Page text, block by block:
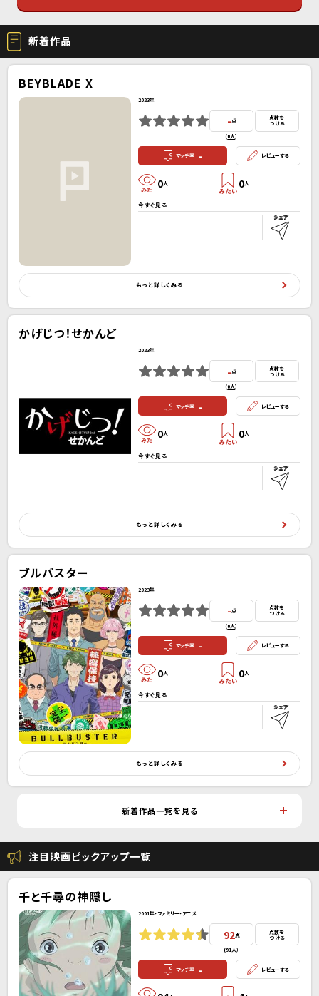
新着作品
BEYBLADE X
2023年
-点
(0人）
点数を
つける
マッチ率 - レビューする
0人 0人
今すぐ見る
もっと詳しくみる
かげじつ！せかんど
2023年
- 点
(0人）
点数を
つける
マッチ率 - レビューする
0人 0人
今すぐ見る
もっと詳しくみる
ブルバスター
2023年
-点
(0人）
点数を
つける
マッチ率 - レビューする
0人 0人
今すぐ見る
もっと詳しくみる
新着作品一覧を見る
注目映画ピックアップ一覧
千と千尋の神隠し
2001年・ファミリー・アニメ
92点
(91人）
点数を
つける
マッチ率 - レビューする